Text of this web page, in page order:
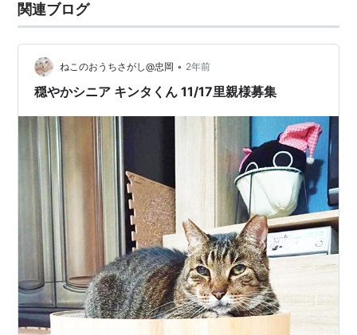
関連ブログ
ねこのおうちさがし@忠岡 • 2年前
穏やかシニア キンタくん 11/17里親様募集